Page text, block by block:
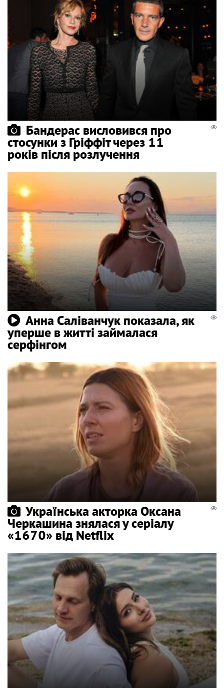
Бандерас висловився про
стосунки з Гріффіт через 11
років після розлучення
Анна Саліванчук показала, як
уперше в житті займалася
серфінгом
Українська акторка Оксана
Черкашина знялася у серіалу
«1670» від Netflix